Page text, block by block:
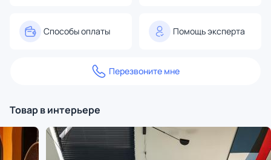
Способы оплаты Помощь эксперта
Перезвоните мне
Товар в интерьере